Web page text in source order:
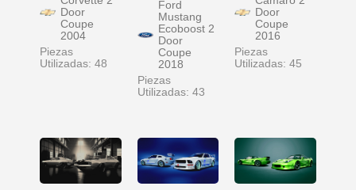
Door
Coupe
2004
Piezas
Utilizadas: 48
Ford
Mustang
Ecoboost 2
Door
Coupe
2018
Piezas
Utilizadas: 43
Door
Coupe
2016
Piezas
Utilizadas: 45